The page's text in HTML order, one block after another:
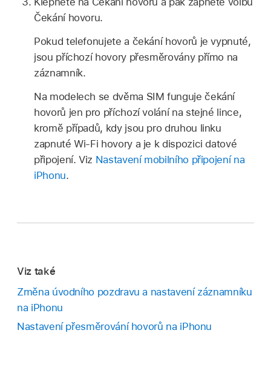
Čekání hovoru.
Pokud telefonujete a čekání hovorů je vypnuté,
jsou příchozí hovory přesměrovány přímo na
záznamník.
Na modelech se dvěma SIM funguje čekání
hovorů jen pro příchozí volání na stejné lince,
kromě případů, kdy jsou pro druhou linku
zapnuté Wi-Fi hovory a je k dispozici datové
připojení. Viz Nastavení mobilního připojení na
iPhonu.
Viz také
Změna úvodního pozdravu a nastavení záznamníku
na iPhonu
Nastavení přesměrování hovorů na iPhonu